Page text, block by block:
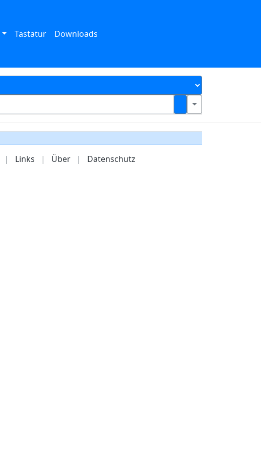
Tastatur Downloads
| Links | Über | Datenschutz